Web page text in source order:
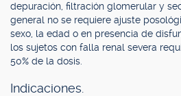
depuración, filtración glomerular y
general no se requiere ajuste
sexo, la edad o en presencia de
los sujetos con falla renal severa
50% de la dosis.
Indicaciones.